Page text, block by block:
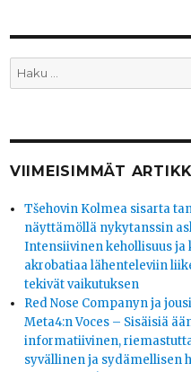
Etsi:
VIIMEISIMMÄT
Tšehovin Kolmea sisarta
näyttämöllä nykytanssin
Intensiivinen kehollisuus ja
akrobatiaa lähenteleviin
tekivät vaikutuksen
Red Nose Companyn ja
Meta4:n Voces – Sisäisiä
informatiivinen,
syvällinen ja sydämellisen